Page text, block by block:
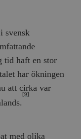
svensk
tid haft en stor
har ökningen
att cirka var
[9]
med olika